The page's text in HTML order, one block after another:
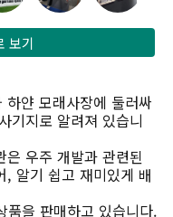
보기
얀 모래사장에 둘러싸
기지로 알려져 있습니
우주 개발과 관련된
, 알기 쉽고 재미있게 배
품을 판매하고 있습니다.